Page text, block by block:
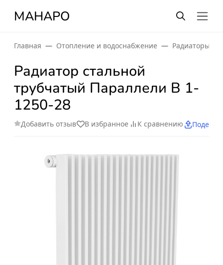
МАНАРО
Главная Отопление и водоснабжение Радиаторы
Радиатор стальной
трубчатый Параллели В 1-
1250-28
Добавить отзыв В избранное К сравнению